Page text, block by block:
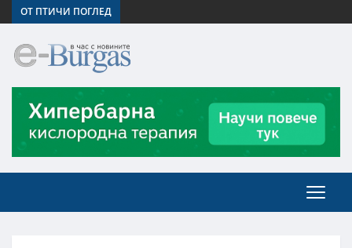
ОТ ПТИЧИ ПОГЛЕД